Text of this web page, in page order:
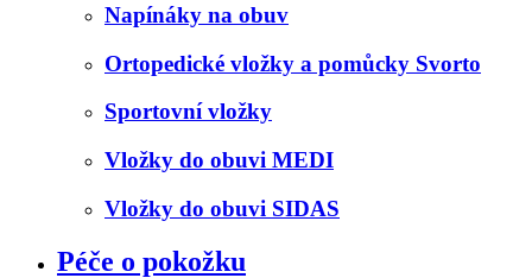
Napínáky na obuv
Ortopedické vložky a pomůcky Svorto
Sportovní vložky
Vložky do obuvi MEDI
Vložky do obuvi SIDAS
Péče o pokožku